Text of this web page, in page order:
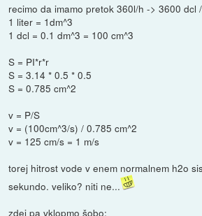
recimo da imamo pretok 360l/h -> 3600 dcl
1 liter = 1dm^3
1 dcl = 0.1 dm^3 = 100 cm^3
S = PI*r*r
S = 3.14 * 0.5 * 0.5
S = 0.785 cm^2
v = P/S
v = (100cm^3/s) / 0.785 cm^2
v = 125 cm/s = 1 m/s
torej hitrost vode v enem normalnem h2o
sekundo. veliko? niti ne...
zdej pa vklopmo šobo: